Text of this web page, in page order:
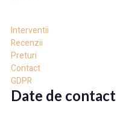
Interventii
Recenzii
Preturi
Contact
GDPR
Date de contact